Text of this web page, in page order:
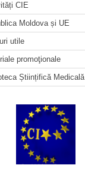
CIE
Moldova și UE
utile
promoţionale
Științifică Medicală